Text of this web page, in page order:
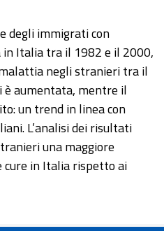
degli immigrati con
Italia tra il 1982 e il 2000,
negli stranieri tra il
è aumentata, mentre il
un trend in linea con
L’analisi dei risultati
una maggiore
cure in Italia rispetto ai